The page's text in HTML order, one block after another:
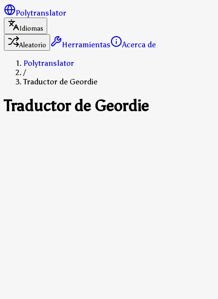
Polytranslator
Idiomas
Aleatorio
Herramientas
Acerca de
Polytranslator
/
Traductor de Geordie
Traductor de Geordie